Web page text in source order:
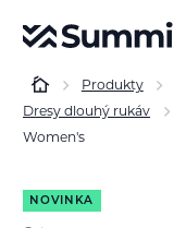
Produkty
Dresy dlouhý rukáv
Women's
NOVINKA